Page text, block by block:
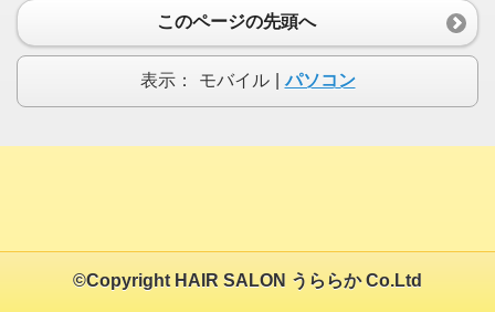
このページの先頭へ
表示： モバイル パソコン
©Copyright HAIR SALON うららか Co.Ltd